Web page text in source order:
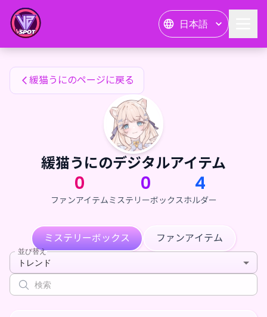
日本語
緩猫うにのファンアイテム
緩猫うにのページに戻る
緩猫うにのデジタルアイテム
0
ファンアイテム
0
ミステリーボックス
4
ホルダー
ミステリーボックス ファンアイテム
並び替え
トレンド
緩猫うにのファンアイテム — 24karat